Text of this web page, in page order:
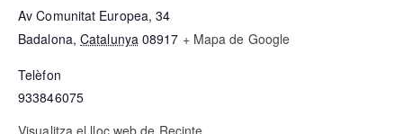
Av Comunitat Europea, 34
Badalona, Catalunya 08917 + Mapa de Google
Telèfon
933846075
Visualitza el lloc web de Recinte